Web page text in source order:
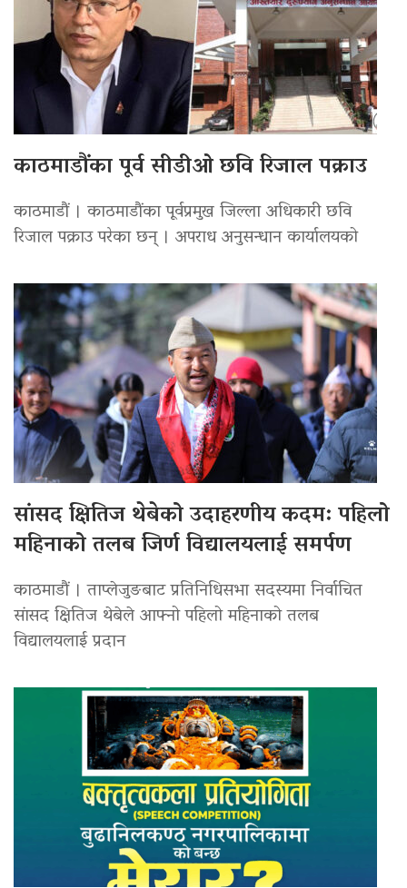
काठमाडौंका पूर्व सीडीओ छवि रिजाल पक्राउ
काठमाडौं । काठमाडौंका पूर्वप्रमुख जिल्ला अधिकारी छवि
रिजाल पक्राउ परेका छन् । अपराध अनुसन्धान कार्यालयको
सांसद क्षितिज थेबेको उदाहरणीय कदम: पहिलो
महिनाको तलब जिर्ण विद्यालयलाई समर्पण
काठमाडौं । ताप्लेजुङबाट प्रतिनिधिसभा सदस्यमा निर्वाचित
सांसद क्षितिज थेबेले आफ्नो पहिलो महिनाको तलब
विद्यालयलाई प्रदान